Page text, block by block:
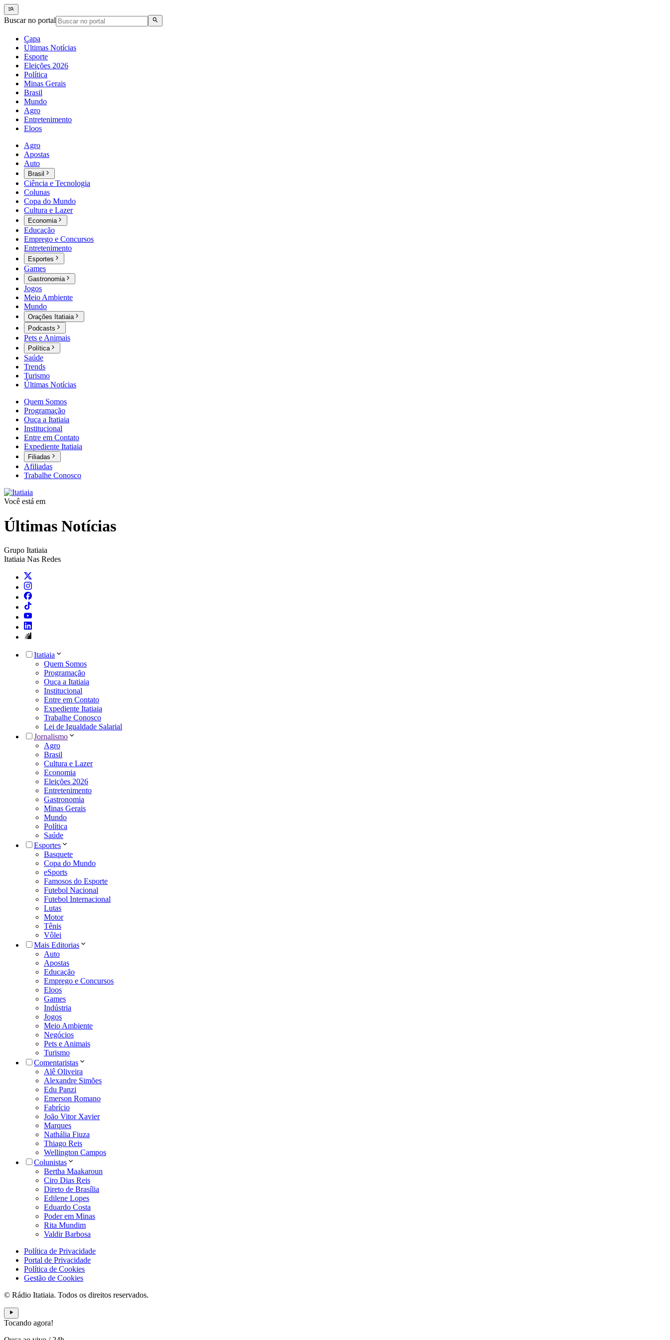
Buscar no portal
Capa
Últimas Notícias
Esporte
Eleições 2026
Política
Minas Gerais
Brasil
Mundo
Agro
Entretenimento
Eloos
Agro
Apostas
Auto
Brasil
Ciência e Tecnologia
Colunas
Copa do Mundo
Cultura e Lazer
Economia
Educação
Emprego e Concursos
Entretenimento
Esportes
Games
Gastronomia
Jogos
Meio Ambiente
Mundo
Orações Itatiaia
Podcasts
Pets e Animais
Política
Saúde
Trends
Turismo
Últimas Notícias
Quem Somos
Programação
Ouça a Itatiaia
Institucional
Entre em Contato
Expediente Itatiaia
Filiadas
Afiliadas
Trabalhe Conosco
Você está em
Últimas Notícias
Grupo Itatiaia
Itatiaia Nas Redes
Itatiaia
Quem Somos
Programação
Ouça a Itatiaia
Institucional
Entre em Contato
Expediente Itatiaia
Trabalhe Conosco
Lei de Igualdade Salarial
Jornalismo
Agro
Brasil
Cultura e Lazer
Economia
Eleições 2026
Entretenimento
Gastronomia
Minas Gerais
Mundo
Política
Saúde
Esportes
Basquete
Copa do Mundo
eSports
Famosos do Esporte
Futebol Nacional
Futebol Internacional
Lutas
Motor
Tênis
Vôlei
Mais Editorias
Auto
Apostas
Educação
Emprego e Concursos
Eloos
Games
Indústria
Jogos
Meio Ambiente
Negócios
Pets e Animais
Turismo
Comentaristas
Alê Oliveira
Alexandre Simões
Edu Panzi
Emerson Romano
Fabrício
João Vitor Xavier
Marques
Nathália Fiuza
Thiago Reis
Wellington Campos
Colunistas
Bertha Maakaroun
Ciro Dias Reis
Direto de Brasília
Edilene Lopes
Eduardo Costa
Poder em Minas
Rita Mundim
Valdir Barbosa
Política de Privacidade
Portal de Privacidade
Política de Cookies
Gestão de Cookies
© Rádio Itatiaia. Todos os direitos reservados.
Tocando agora!